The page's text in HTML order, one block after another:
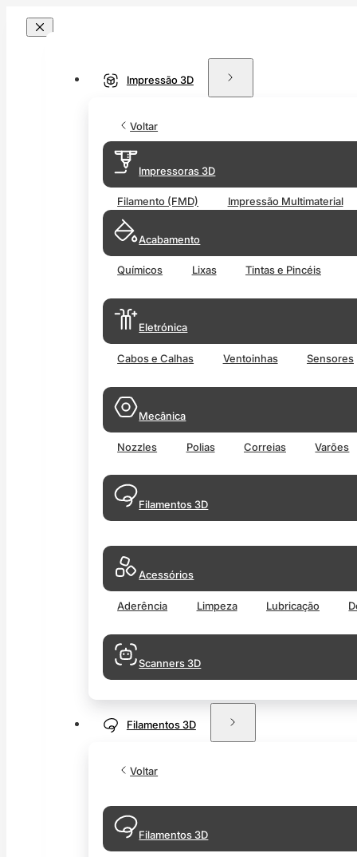
Impressão 3D
Voltar
Impressoras 3D
Filamento (FMD) Impressão Multimaterial
Acabamento
Químicos Lixas Tintas e Pincéis
Eletrónica
Cabos e Calhas Ventoinhas Sensores
Mecânica
Nozzles Polias Correias Varões
Filamentos 3D
Acessórios
Aderência Limpeza Lubricação
Scanners 3D
Filamentos 3D
Voltar
Filamentos 3D